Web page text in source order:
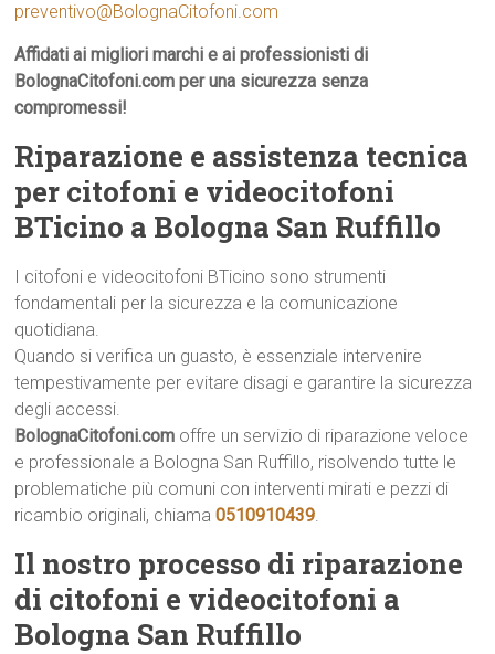
preventivo@BolognaCitofoni.com
Affidati ai migliori marchi e ai professionisti di
BolognaCitofoni.com per una sicurezza senza
compromessi!
Riparazione e assistenza tecnica
per citofoni e videocitofoni
BTicino a Bologna San Ruffillo
I citofoni e videocitofoni BTicino sono strumenti
fondamentali per la sicurezza e la comunicazione
quotidiana.
Quando si verifica un guasto, è essenziale intervenire
tempestivamente per evitare disagi e garantire la sicurezza
degli accessi.
BolognaCitofoni.com offre un servizio di riparazione veloce
e professionale a Bologna San Ruffillo, risolvendo tutte le
problematiche più comuni con interventi mirati e pezzi di
ricambio originali, chiama0510910439.
Il nostro processo di riparazione
di citofoni e videocitofoni a
Bologna San Ruffillo